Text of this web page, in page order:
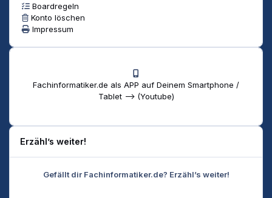
Boardregeln
Konto löschen
Impressum
Fachinformatiker.de als APP auf Deinem Smartphone /
Tablet --> (Youtube)
Erzähl’s weiter!
Gefällt dir Fachinformatiker.de? Erzähl’s weiter!